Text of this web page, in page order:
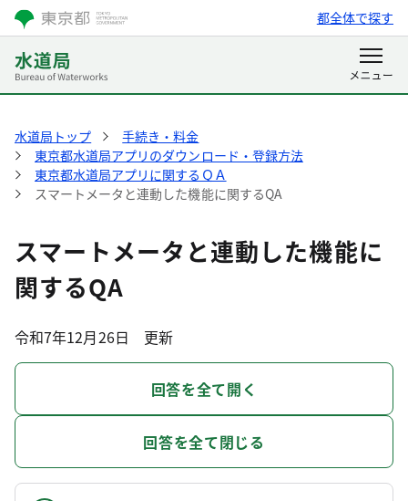
都全体で探す
水道局トップ
手続き・料金
東京都水道局アプリのダウンロード・登録方法
東京都水道局アプリに関するＱＡ
スマートメータと連動した機能に関するQA
スマートメータと連動した機能に
関するQA
令和7年12月26日 更新
回答を全て開く
回答を全て閉じる